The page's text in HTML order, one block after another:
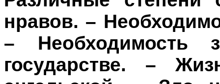
нравов. –
– Необходимость
государстве. –